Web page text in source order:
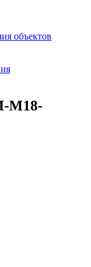
объектов
М18-